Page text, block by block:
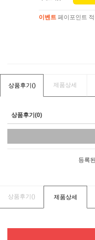
이벤트 페이포인트
상품후기() 제품상세
상품후기(0)
등록
상품후기() 제품상세